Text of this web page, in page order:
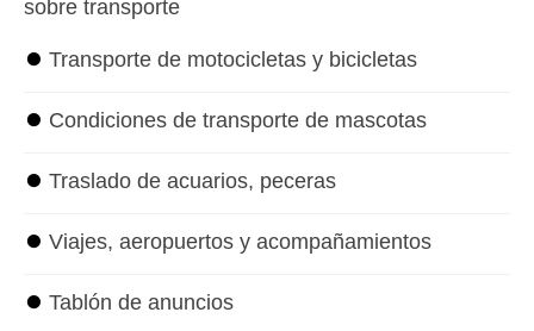
sobre transporte
⏺ Transporte de motocicletas y bicicletas
⏺ Condiciones de transporte de mascotas
⏺ Traslado de acuarios, peceras
⏺ Viajes, aeropuertos y acompañamientos
⏺ Tablón de anuncios